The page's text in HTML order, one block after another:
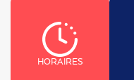
HORAIRES